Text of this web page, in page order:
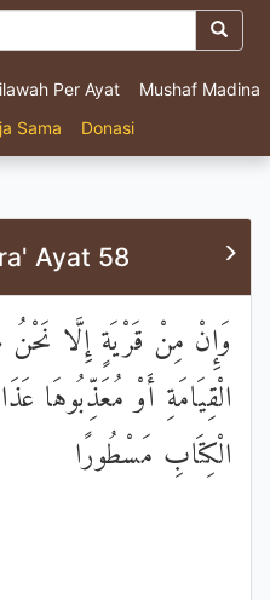
Per Ayat
Mushaf Madina
Sama Donasi
Ayat 58
وَإِنْ مِنْ قَرْيَةٍ إِلَّا نَحْنُ
الْقِيَامَةِ أَوْ مُعَذِّبُوهَا
الْكِتَابِ مَسْطُورًا